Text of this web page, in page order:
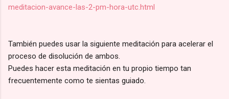
meditacion-avance-las-2-pm-hora-utc.html
También puedes usar la siguiente meditación para acelerar el
proceso de disolución de ambos.
Puedes hacer esta meditación en tu propio tiempo tan
frecuentemente como te sientas guiado.